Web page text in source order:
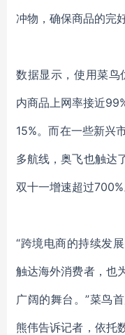
冲物，确保商品的完好
数据显示，使用菜鸟
内商品上网率接近
15%。而在一些新兴
多航线，奥飞也触达
双十一增速超过700%
“跨境电商的持续发
触达海外消费者，也
广阔的舞台。”菜鸟首
熊伟告诉记者，依托